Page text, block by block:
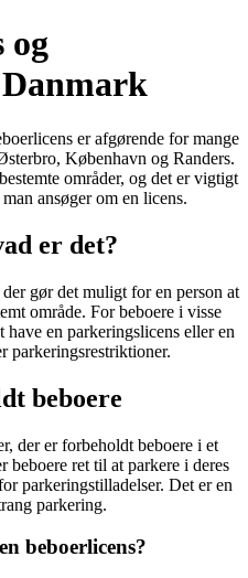
og
er afgørende for mange
København og Randers.
områder, og det er vigtigt
ansøger om en licens.
er det?
gør det muligt for en person at
område. For beboere i visse
en parkeringslicens eller en
parkeringsrestriktioner.
beboere
der er forbeholdt beboere i et
beboere ret til at parkere i deres
parkeringstilladelser. Det er en
parkering.
beboerlicens?